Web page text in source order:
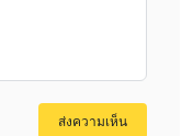
ส่งความเห็น